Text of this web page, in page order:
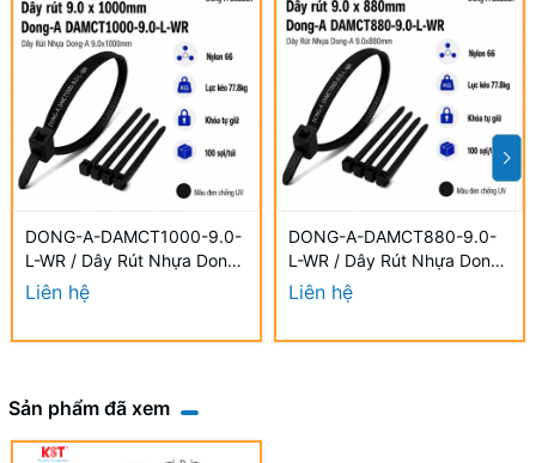
DONG-A-DAMCT1000-9.0-
L-WR / Dây Rút Nhựa Dong-
A 9.0×1000mm Chống UV
Liên hệ
DONG-A-DAMCT880-9.0-
L-WR / Dây Rút Nhựa Dong-
A 9.0×880mm Chống UV
Liên hệ
Sản phẩm đã xem